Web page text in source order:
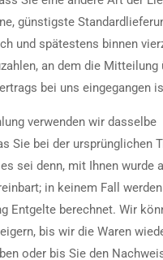
günstigste
und spätestens binnen
an dem die Mitteilung
bei uns eingegangen
verwenden wir dasselbe
Sie bei der ursprünglichen
sei denn, mit Ihnen wurde
in keinem Fall
Entgelte berechnet. Wir
bis wir die Waren
oder bis Sie den